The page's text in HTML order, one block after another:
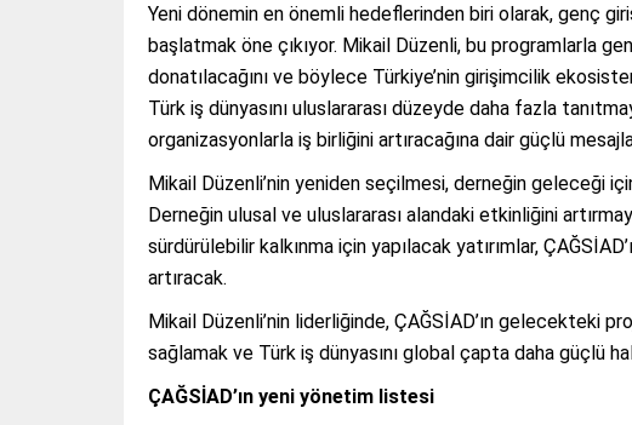
Yeni dönemin en önemli hedeflerinden biri olarak, genç
başlatmak öne çıkıyor. Mikail Düzenli, bu programlarla
donatılacağını ve böylece Türkiye’nin girişimcilik
Türk iş dünyasını uluslararası düzeyde daha fazla
organizasyonlarla iş birliğini artıracağına dair güçlü
Mikail Düzenli’nin yeniden seçilmesi, derneğin geleceği
Derneğin ulusal ve uluslararası alandaki etkinliğini
sürdürülebilir kalkınma için yapılacak yatırımlar,
artıracak.
Mikail Düzenli’nin liderliğinde, ÇAĞSİAD’ın gelecekteki
sağlamak ve Türk iş dünyasını global çapta daha güçlü
ÇAĞSİAD’ın yeni yönetim listesi